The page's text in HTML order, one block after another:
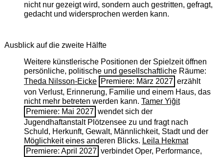
nicht nur gezeigt wird, sondern auch gestritten, gefragt,
gedacht und widersprochen werden kann.
Ausblick auf die zweite Hälfte
Weitere künstlerische Positionen der Spielzeit öffnen
persönliche, politische und gesellschaftliche Räume:
Theda Nilsson-Eicke Premiere: März 2027 erzählt
von Verlust, Erinnerung, Familie und einem Haus, das
nicht mehr betreten werden kann. Tamer Yiğit
Premiere: Mai 2027 wendet sich der
Jugendhaftanstalt Plötzensee zu und fragt nach
Schuld, Herkunft, Gewalt, Männlichkeit, Stadt und der
Möglichkeit eines anderen Blicks. Leila Hekmat
Premiere: April 2027 verbindet Oper, Performance,